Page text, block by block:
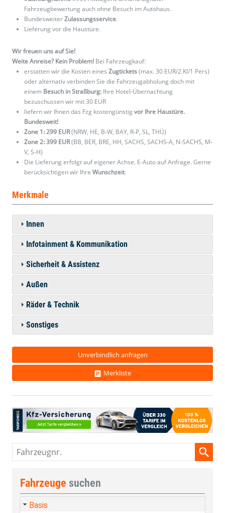
Fahrzeugbewertung auch ohne Besuch im Autohaus.
BundesweiterZulassungsservice.
Lieferung vor die Haustüre.
Wir freuen uns auf Sie!
Weite Anreise? Kein Problem! Bei Fahrzeugkauf:
erstatten wir die Kosten eines Zugtickets(max. 30 EUR/2.Kl/1 Pers)
oder alternativ verbinden Sie die Fahrzeugabholung doch mit
einem Besuch in Straßburg: Ihre Hotel-Übernachtung
bezuschussen wir mit 30 EUR
liefern wir Ihnen das Fzg kostengünstig vor Ihre Haustüre.
Bundesweit!
Zone 1: 299 EUR(NRW, HE, B-W, BAY, R-P, SL, THÜ)
Zone 2: 399 EUR(BB, BER, BRE, HH, SACHS, SACHS-A, N-SACHS, M-
V, S-H)
Die Lieferung erfolgt auf eigener Achse. E-Auto auf Anfrage. Gerne
berücksichtigen wir Ihre Wunschzeit.
Merkmale
Innen
Infotainment & Kommunikation
Sicherheit & Assistenz
Außen
Räder & Technik
Sonstiges
Unverbindlich anfragen
Merkliste
Fahrzeugnr.
Fahrzeuge suchen
Basis